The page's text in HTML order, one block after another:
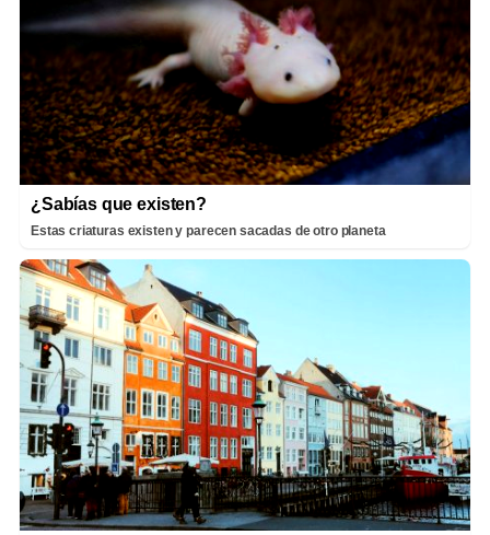
¿Sabías que existen?
Estas criaturas existen y parecen sacadas de otro planeta